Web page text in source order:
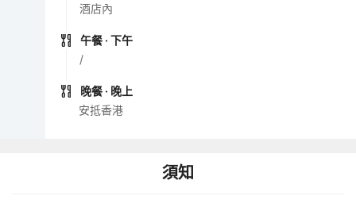
酒店內
午餐 · 下午
/
晚餐 · 晚上
安抵香港
須知